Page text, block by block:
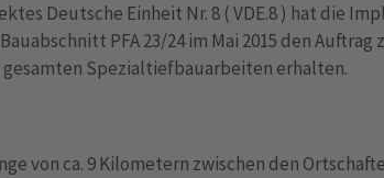
Deutsche Einheit Nr. 8 ( VDE.8 ) hat die
PFA 23/24 im Mai 2015 den Auftrag
Spezialtiefbauarbeiten erhalten.
von ca. 9 Kilometern zwischen den